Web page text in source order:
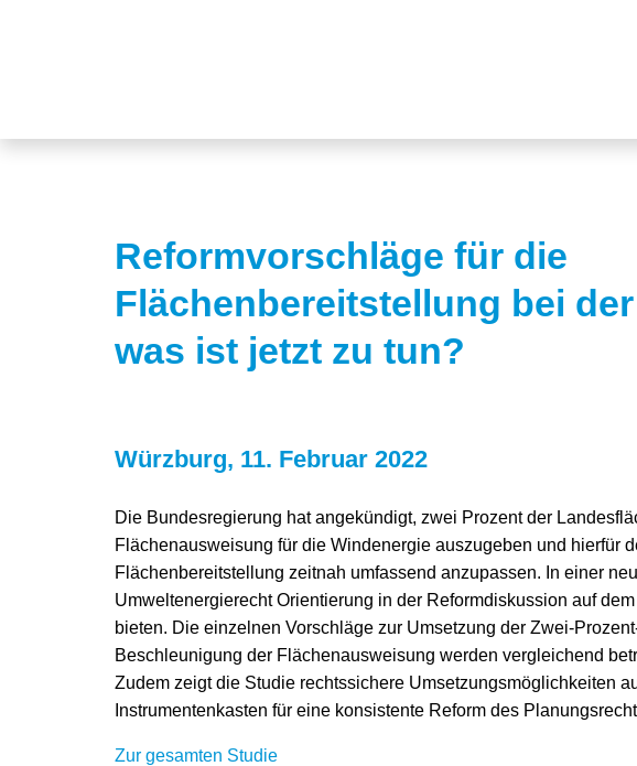
Reformvorschläge für die
Flächenbereitstellung bei
was ist jetzt zu tun?
Würzburg, 11. Februar 2022
Die Bundesregierung hat angekündigt, zwei Prozent der
Flächenausweisung für die Windenergie auszugeben und hierfür
Flächenbereitstellung zeitnah umfassend anzupassen. In einer
Umweltenergierecht Orientierung in der Reformdiskussion auf
bieten. Die einzelnen Vorschläge zur Umsetzung der Zwei-
Beschleunigung der Flächenausweisung werden vergleichend
Zudem zeigt die Studie rechtssichere Umsetzungsmöglichkeiten
Instrumentenkasten für eine konsistente Reform des
Zur gesamten Studie